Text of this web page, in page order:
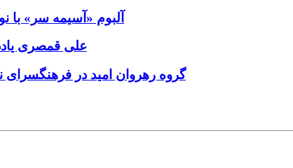
آلبوم «آسیمه سر» با
علی قمصری
گروه رهروان امید در فرهنگسرای